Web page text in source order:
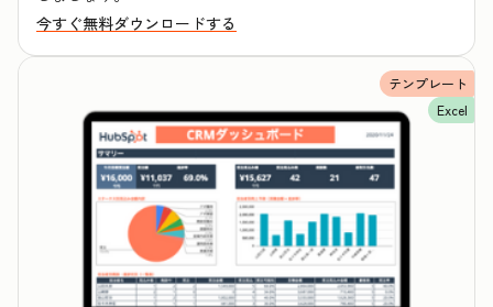
今すぐ無料ダウンロードする
テンプレート
Excel